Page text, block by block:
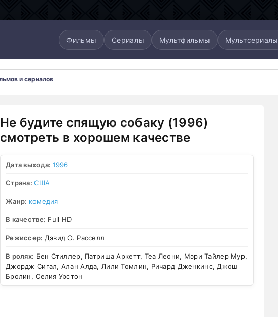
Фильмы Сериалы Мультфильмы Мультсериалы
Не будите спящую собаку (1996)
смотреть в хорошем качестве
Дата выхода: 1996
Страна:США
Жанр: комедия
В качестве: Full HD
Режиссер: Дэвид О. Расселл
В ролях: Бен Стиллер, Патриша Аркетт, Теа Леони, Мэри Тайлер Мур,
Джордж Сигал, Алан Алда, Лили Томлин, Ричард Дженкинс, Джош
Бролин, Селия Уэстон